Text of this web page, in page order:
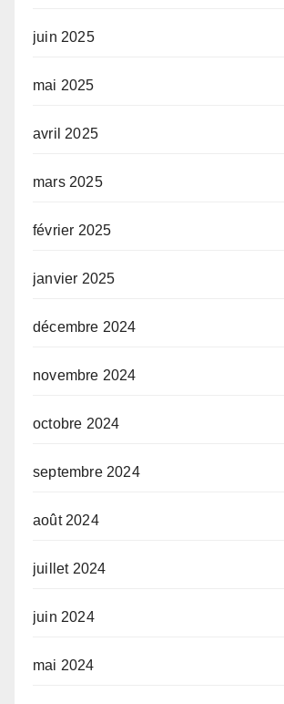
juin 2025
mai 2025
avril 2025
mars 2025
février 2025
janvier 2025
décembre 2024
novembre 2024
octobre 2024
septembre 2024
août 2024
juillet 2024
juin 2024
mai 2024